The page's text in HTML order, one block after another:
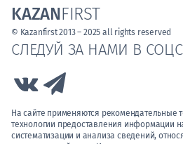
СЛЕДУЙ ЗА НАМИ В
Link to Vk
На сайте применяются рекомендательные
технологии предоставления информации
систематизации и анализа сведений,
KAZANFIRST
© Kazanfirst 2013 – 2025 all rights reserved